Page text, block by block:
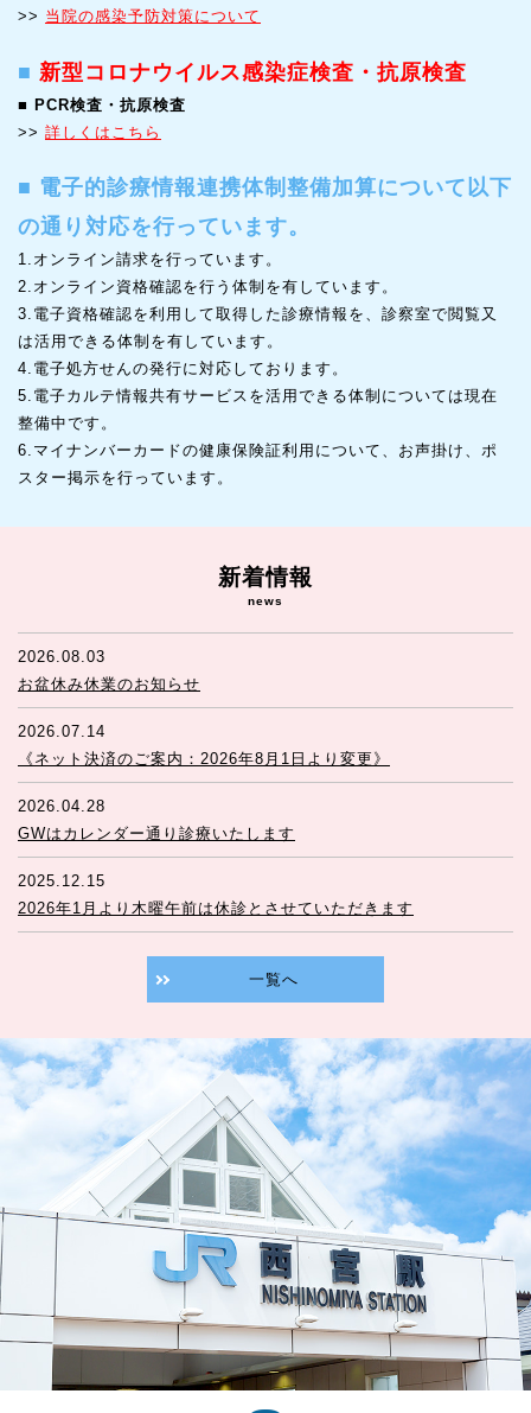
>> 当院の感染予防対策について
■ 新型コロナウイルス感染症検査・抗原検査
■ PCR検査・抗原検査
>> 詳しくはこちら
■ 電子的診療情報連携体制整備加算について以下
の通り対応を行っています。
1.オンライン請求を行っています。
2.オンライン資格確認を行う体制を有しています。
3.電子資格確認を利用して取得した診療情報を、診察室で閲覧又
は活用できる体制を有しています。
4.電子処方せんの発行に対応しております。
5.電子カルテ情報共有サービスを活用できる体制については現在
整備中です。
6.マイナンバーカードの健康保険証利用について、お声掛け、ポ
スター掲示を行っています。
新着情報
news
2026.08.03
お盆休み休業のお知らせ
2026.07.14
《ネット決済のご案内：2026年8月1日より変更》
2026.04.28
GWはカレンダー通り診療いたします
2025.12.15
2026年1月より木曜午前は休診とさせていただきます
一覧へ